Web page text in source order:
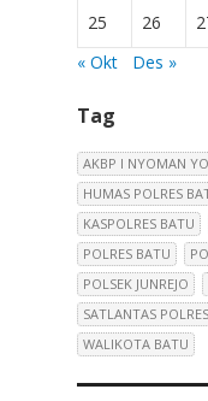
25 26
« Okt
Des »
Tag
AKBP I NYOMAN
HUMAS POLRES
KASPOLRES BATU
POLRES BATU
POLSEK JUNREJO
SATLANTAS
WALIKOTA BATU